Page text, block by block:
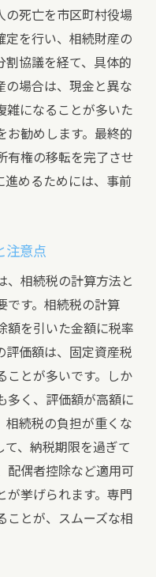
とその選び方
書類
的手続きのポイン
点と準備方法
把握する方法
活用法
と注意点
の活用方法
ポイント
の具体的手続き
での一連の流れ
体的手続き
い期限
ブル事例とその対
要書類とその取得
その重要性
ズに進めるための
の死亡を市区町村役場
定を行い、相続財産の
割協議を経て、具体的
の場合は、現金と異な
雑になることが多いた
お勧めします。最終的
有権の移転を完了させ
進めるためには、事前
注意点
、相続税の計算方法と
です。相続税の計算
額を引いた金額に税率
評価額は、固定資産税
ことが多いです。しか
多く、評価額が高額に
相続税の負担が重くな
て、納税期限を過ぎて
配偶者控除など適用可
が挙げられます。専門
ことが、スムーズな相